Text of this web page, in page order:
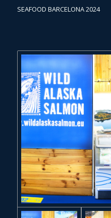
SEAFOOD BARCELONA 2024